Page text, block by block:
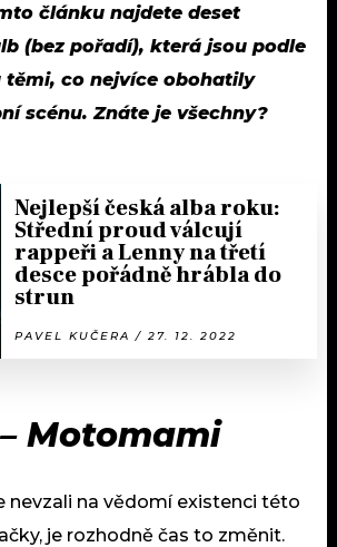
článku najdete deset
(bez pořadí), která jsou podle
těmi, co nejvíce obohatily
scénu. Znáte je všechny?
Nejlepší česká alba roku:
Střední proud válcují
rappeři a Lenny na třetí
desce pořádně hrábla do
strun
PAVEL KUČERA / 27. 12. 2022
Motomami
nevzali na vědomí existenci této
je rozhodně čas to změnit.